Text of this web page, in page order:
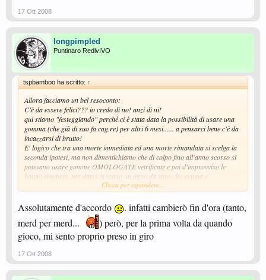
17 Ott 2008
longpimpled
Puntinaro RedivIVO
tspbamboo ha scritto: ↑
Allora facciamo un bel resoconto:
C'è da essere felici??? io credo di no! anzi di ni!
qui stiamo "festeggiando" perchè ci è stata data la possibilità di usare una
gomma (che già di suo fa cag.re) per altri 6 mesi...... a pensarci bene c'è da
incazzarsi di brutto!
E' logico che tra una morte immediata ed una morte rimandata si scelga la
seconda ipotesi, ma non dimentichiamo che di colpo fino all'anno scorso si
potevano usare gomme OMOLOGATE vetrificate e poi d'improvviso le
hanno eiminate, per darci in mano un ferro da stiro che grippa e
inevitabilmente ci ha costretto a modificare lo stile di gioco....
acquistare altre 10 gomme per trovare quella meno peggio, adatteremo
telaio e liscia, e dovremo rimetterci a cambiare ulteriormente lo stile di
gioco; risultato:almeno due anni di attività buttati via, nel timore che da oggi
a domani la ITTF decida che la gomma non è più omologata.
C'è poco da essere felici.............
Clicca per espandere...
Assolutamente d'accordo
. infatti cambierò fin d'ora (tanto,
merd per merd...
) però, per la prima volta da quando
gioco, mi sento proprio preso in giro
17 Ott 2008